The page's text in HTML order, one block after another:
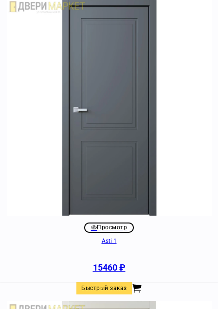
Просмотр
Asti 1
15460₽
Быстрый заказ